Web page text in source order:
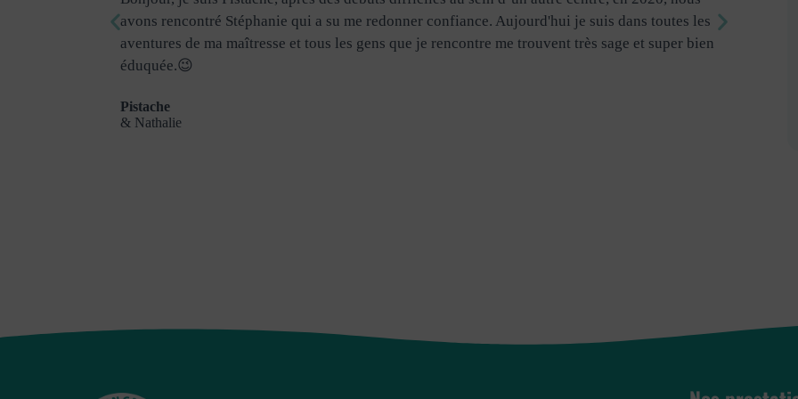
avons rencontré Stéphanie qui a su me redonner confiance. Aujourd'hui je suis dans toutes les
aventures de ma maîtresse et tous les gens que je rencontre me trouvent très sage et super bien
éduquée.😉
Pistache
& Nathalie